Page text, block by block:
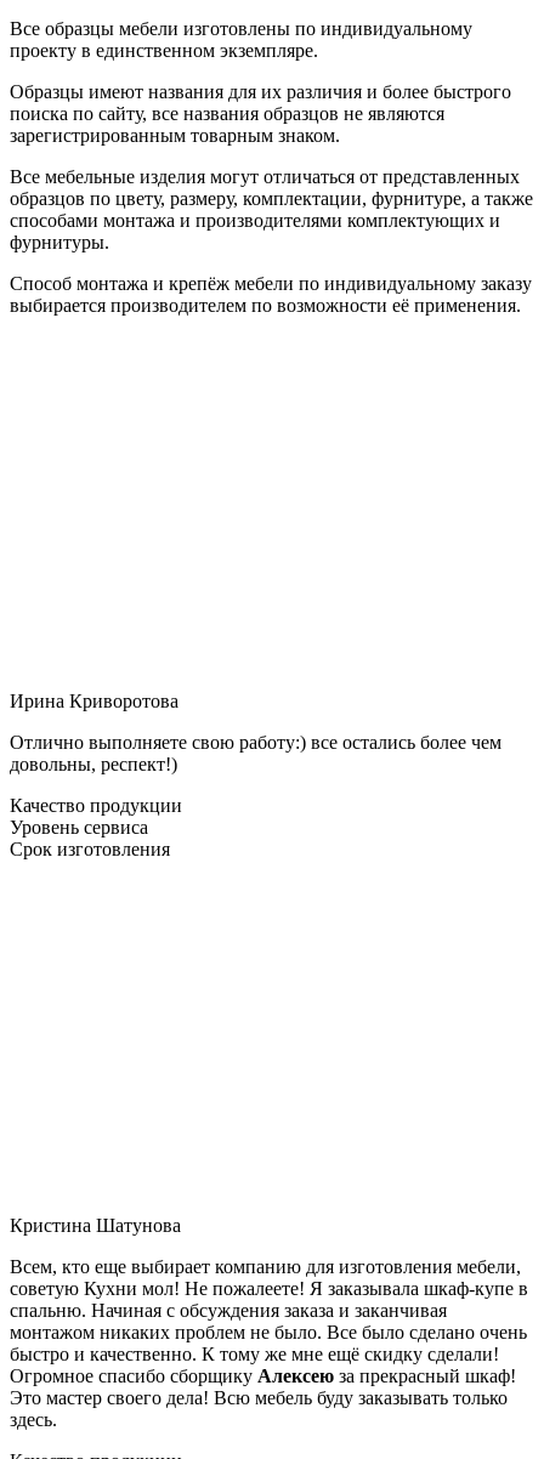
Все образцы мебели изготовлены по индивидуальному
проекту в единственном экземпляре.
Образцы имеют названия для их различия и более быстрого
поиска по сайту, все названия образцов не являются
зарегистрированным товарным знаком.
Все мебельные изделия могут отличаться от представленных
образцов по цвету, размеру, комплектации, фурнитуре, а также
способами монтажа и производителями комплектующих и
фурнитуры.
Способ монтажа и крепёж мебели по индивидуальному заказу
выбирается производителем по возможности её применения.
Ирина Криворотова
Отлично выполняете свою работу:) все остались более чем
довольны, респект!)
Качество продукции
Уровень сервиса
Срок изготовления
Кристина Шатунова
Всем, кто еще выбирает компанию для изготовления мебели,
советую Кухни мол! Не пожалеете! Я заказывала шкаф-купе в
спальню. Начиная с обсуждения заказа и заканчивая
монтажом никаких проблем не было. Все было сделано очень
быстро и качественно. К тому же мне ещё скидку сделали!
Огромное спасибо сборщику Алексею за прекрасный шкаф!
Это мастер своего дела! Всю мебель буду заказывать только
здесь.